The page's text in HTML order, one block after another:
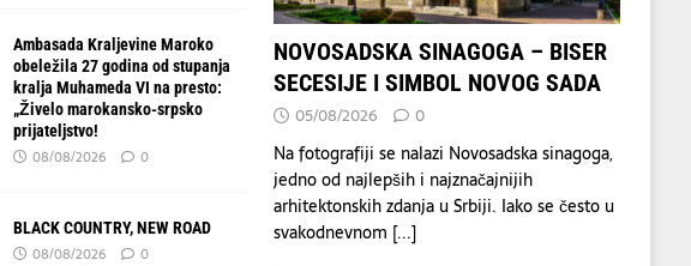
Ambasada Kraljevine Maroko
obeležila 27 godina od stupanja
kralja Muhameda VI na presto:
„Živelo marokansko-srpsko
prijateljstvo!
08/08/2026 0
BLACK COUNTRY, NEW ROAD
08/08/2026 0
NOVOSADSKA SINAGOGA – BISER
SECESIJE I SIMBOL NOVOG SADA
05/08/2026 0
Na fotografiji se nalazi Novosadska sinagoga,
jedno od najlepših i najznačajnijih
arhitektonskih zdanja u Srbiji. Iako se često u
svakodnevnom [...]